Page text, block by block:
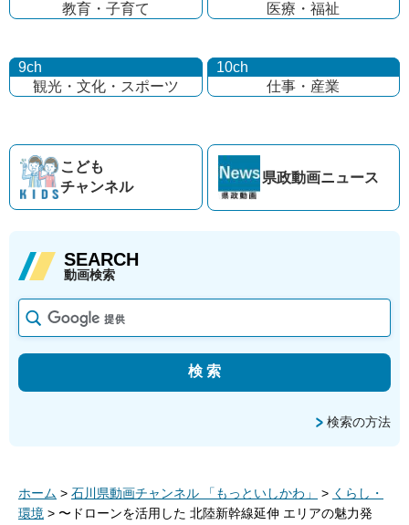
教育・子育て
医療・福祉
9ch
観光・文化・ スポーツ
10ch
仕事・産業
こども
チャンネル
県政動画ニュース
SEARCH
動画検索
検索の方法
ホーム > 石川県動画チャンネル 「もっといしかわ」 > くらし・
環境 > 〜ドローンを活用した 北陸新幹線延伸 エリアの魅力発